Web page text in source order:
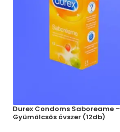
Durex Condoms Saboreame –
Gyümölcsös óvszer (12db)